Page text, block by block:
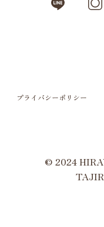
プライバシーポリシー
© 2024